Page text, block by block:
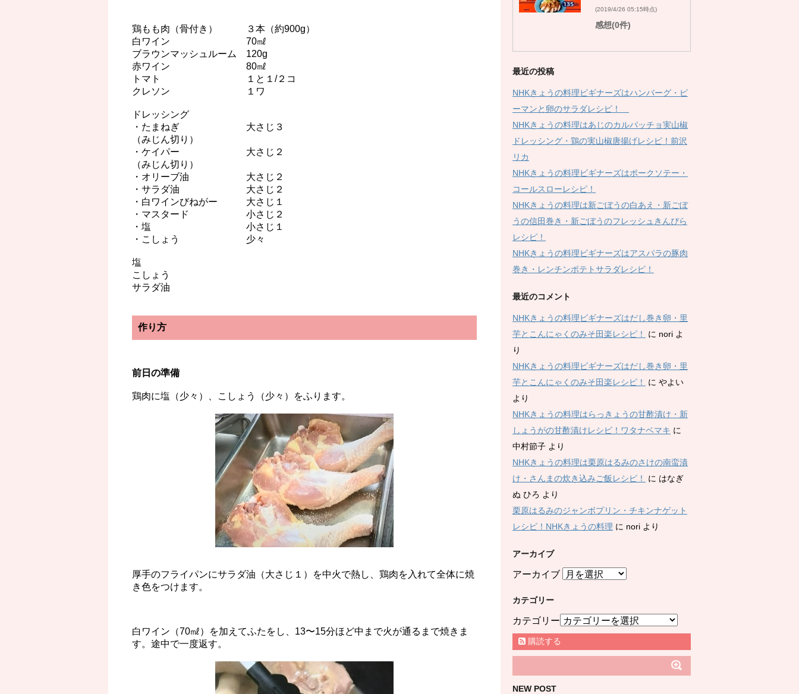
鶏もも肉（骨付き） ３本（約900g）
白ワイン 70㎖
ブラウンマッシュルーム 120g
赤ワイン 80㎖
トマト １と１/２コ
クレソン １ワ
ドレッシング
・たまねぎ 大さじ３
（みじん切り）
・ケイパー 大さじ２
（みじん切り）
・オリーブ油 大さじ２
・サラダ油 大さじ２
・白ワインびねがー 大さじ１
・マスタード 小さじ２
・塩 小さじ１
・こしょう 少々
塩
こしょう
サラダ油
作り方
前日の準備
鶏肉に塩（少々）、こしょう（少々）をふります。
厚手のフライパンにサラダ油（大さじ１）を中火で熱し、鶏肉を入れて全体に焼
き色をつけます。
白ワイン（70㎖）を加えてふたをし、13〜15分ほど中まで火が通るまで焼きま
す。途中で一度返す。
(2019/4/26 05:15時点)
感想(0件)
最近の投稿
NHKきょうの料理ビギナーズはハンバーグ・ピ
ーマンと卵のサラダレシピ！
NHKきょうの料理はあじのカルパッチョ実山椒
ドレッシング・鶏の実山椒唐揚げレシピ！前沢
リカ
NHKきょうの料理ビギナーズはポークソテー・
コールスローレシピ！
NHKきょうの料理は新ごぼうの白あえ・新ごぼ
うの信田巻き・新ごぼうのフレッシュきんぴら
レシピ！
NHKきょうの料理ビギナーズはアスパラの豚肉
巻き・レンチンポテトサラダレシピ！
最近のコメント
NHKきょうの料理ビギナーズはだし巻き卵・里
芋とこんにゃくのみそ田楽レシピ！
に nori よ
り
NHKきょうの料理ビギナーズはだし巻き卵・里
芋とこんにゃくのみそ田楽レシピ！
に やよい
より
NHKきょうの料理はらっきょうの甘酢漬け・新
しょうがの甘酢漬けレシピ！ワタナベマキ に
中村節子 より
NHKきょうの料理は栗原はるみのさけの南蛮漬
け・さんまの炊き込みご飯レシピ！
に はなぎ
ぬ ひろ より
栗原はるみのジャンボプリン・チキンナゲット
レシピ！NHKきょうの料理 に nori より
アーカイブ
アーカイブ
カテゴリー
カテゴリー
購読する
NEW POST